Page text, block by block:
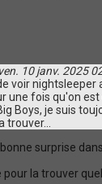
ven. 10 janv. 2025
voir nightsleeper
une fois qu'on est
Boys, je suis
surprise
pour la trouver